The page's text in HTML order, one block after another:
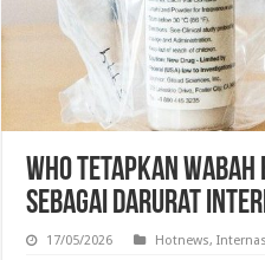
WHO Tetapkan
sebagai Darurat
17/05/2026 Hotnews,